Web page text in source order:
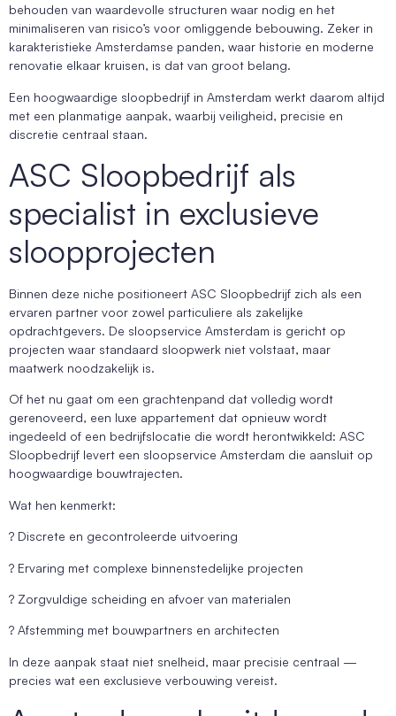
behouden van waardevolle structuren waar nodig en het
minimaliseren van risico’s voor omliggende bebouwing. Zeker in
karakteristieke Amsterdamse panden, waar historie en moderne
renovatie elkaar kruisen, is dat van groot belang.
Een hoogwaardige sloopbedrijf in Amsterdam werkt daarom altijd
met een planmatige aanpak, waarbij veiligheid, precisie en
discretie centraal staan.
ASC Sloopbedrijf als
specialist in exclusieve
sloopprojecten
Binnen deze niche positioneert ASC Sloopbedrijf zich als een
ervaren partner voor zowel particuliere als zakelijke
opdrachtgevers. De sloopservice Amsterdam is gericht op
projecten waar standaard sloopwerk niet volstaat, maar
maatwerk noodzakelijk is.
Of het nu gaat om een grachtenpand dat volledig wordt
gerenoveerd, een luxe appartement dat opnieuw wordt
ingedeeld of een bedrijfslocatie die wordt herontwikkeld: ASC
Sloopbedrijf levert een sloopservice Amsterdam die aansluit op
hoogwaardige bouwtrajecten.
Wat hen kenmerkt:
? Discrete en gecontroleerde uitvoering
? Ervaring met complexe binnenstedelijke projecten
? Zorgvuldige scheiding en afvoer van materialen
? Afstemming met bouwpartners en architecten
In deze aanpak staat niet snelheid, maar precisie centraal —
precies wat een exclusieve verbouwing vereist.